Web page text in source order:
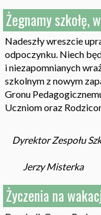
Żegnamy szkołę,
Nadeszły wreszcie
odpoczynku. Niech
i niezapomnianych
szkolnym z nowym
Gronu
Uczniom oraz
Dyrektor Zespołu
Jerzy Misterka
Życzenia na